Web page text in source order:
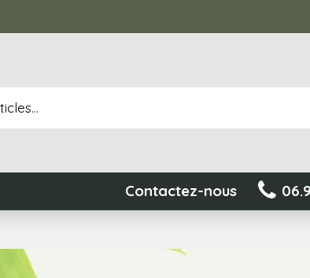
Contactez-nous